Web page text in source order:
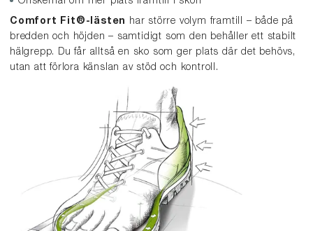
Comfort Fit®-lästen har större volym framtill – både på
bredden och höjden – samtidigt som den behåller ett stabilt
hälgrepp. Du får alltså en sko som ger plats där det behövs,
utan att förlora känslan av stöd och kontroll.